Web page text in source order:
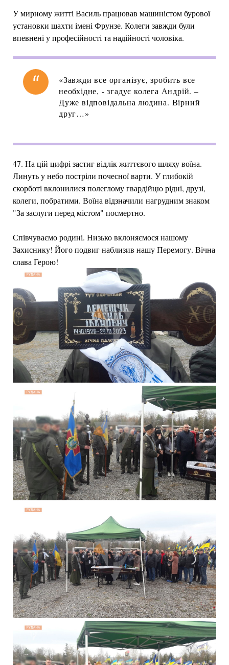
У мирному житті Василь працював машиністом бурової
установки шахти імені Фрунзе. Колеги завжди були
впевнені у професійності та надійності чоловіка.
«Завжди все організує, зробить все
необхідне, - згадує колега Андрій. –
Дуже відповідальна людина. Вірний
друг…»
47. На цій цифрі застиг відлік життєвого шляху воїна.
Линуть у небо постріли почесної варти. У глибокій
скорботі вклонилися полеглому гвардійцю рідні, друзі,
колеги, побратими. Воїна відзначили нагрудним знаком
"За заслуги перед містом" посмертно.
Співчуваємо родині. Низько вклоняємося нашому
Захиснику! Його подвиг наблизив нашу Перемогу. Вічна
слава Герою!